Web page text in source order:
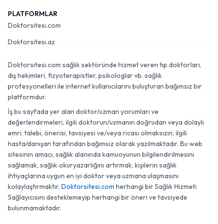
PLATFORMLAR
Doktorsitesi.com
Doktorsitesi.az
Doktorsitesi.com sağlık sektöründe hizmet veren tıp doktorları,
diş hekimleri, fizyoterapistler, psikologlar vb. sağlık
profesyonelleri ile internet kullanıcılarını buluşturan bağımsız bir
platformdur.
İş bu sayfada yer alan doktor/uzman yorumları ve
değerlendirmeleri, ilgili doktorun/uzmanın doğrudan veya dolaylı
emri, talebi, önerisi, tavsiyesi ve/veya ricası olmaksızın, ilgili
hasta/danışan tarafından bağımsız olarak yazılmaktadır. Bu web
sitesinin amacı, sağlık alanında kamuoyunun bilgilendirilmesini
sağlamak, sağlık okuryazarlığını artırmak, kişilerin sağlık
ihtiyaçlarına uygun en iyi doktor veya uzmana ulaşmasını
kolaylaştırmaktır. Doktorsitesi.com herhangi bir Sağlık Hizmeti
Sağlayıcısını desteklemeyip herhangi bir öneri ve tavsiyede
bulunmamaktadır.